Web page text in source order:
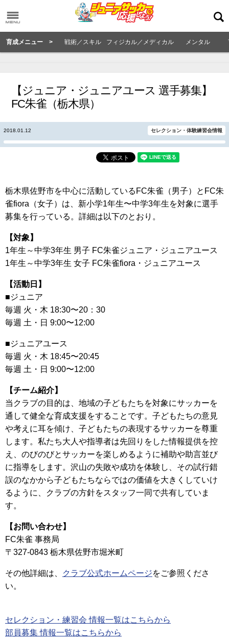
育成メニュー > 戦術／スキル フィジカル／メディカル メンタル
【ジュニア・ジュニアユース 選手募集】
FC朱雀（栃木県）
2018.01.12 セレクション・体験練習会情報
栃木県佐野市を中心に活動しているFC朱雀（男子）とFC朱
雀fiora（女子）は、新小学1年生〜中学3年生を対象に選手
募集を行っている。詳細は以下のとおり。
【対象】
1年生～中学3年生 男子 FC朱雀ジュニア・ジュニアユース
1年生～中学3年生 女子 FC朱雀fiora・ジュニアユース
【活動日】
■ジュニア
毎週 火・木 18:30〜20：30
毎週 土・日 9:00〜12:00
■ジュニアユース
毎週 火・木 18:45〜20:45
毎週 土・日 9:00〜12:00
【チーム紹介】
当クラブの目的は、地域の子どもたちを対象にサッカーを
通して健全な育成支援をすることです。子どもたちの意見
や考えに耳を傾け、子どもたちの表現するサッカーを尊重
します。私たち大人や指導者は先回りをした情報提供を控
え、のびのびとサッカーを楽しめるように補助や助言並び
に指導をします。沢山の失敗や成功を体験し、その試行錯
誤のなかから子どもたちならではの価値を大きくしていけ
るように、クラブの方針をスタッフ一同で共有していま
す。
【お問い合わせ】
FC朱雀 事務局
〒327-0843 栃木県佐野市堀米町
その他詳細は、 クラブ公式ホームページをご参照くださ
い。
セレクション・練習会 情報一覧はこちらから
部員募集 情報一覧はこちらから